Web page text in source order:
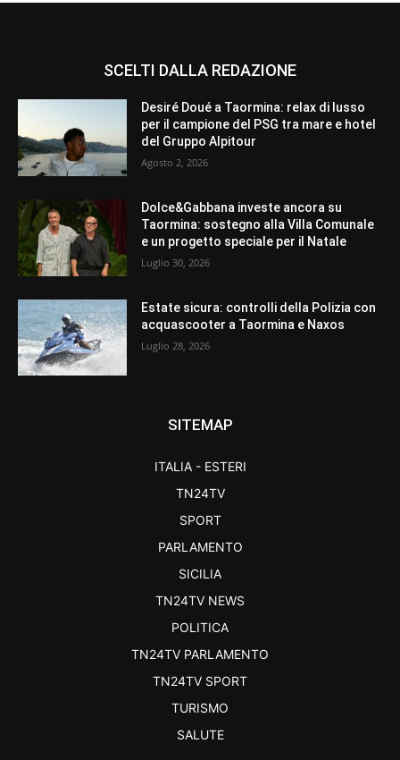
SCELTI DALLA REDAZIONE
Desiré Doué a Taormina: relax di lusso
per il campione del PSG tra mare e hotel
del Gruppo Alpitour
Agosto 2, 2026
Dolce&Gabbana investe ancora su
Taormina: sostegno alla Villa Comunale
e un progetto speciale per il Natale
Luglio 30, 2026
Estate sicura: controlli della Polizia con
acquascooter a Taormina e Naxos
Luglio 28, 2026
SITEMAP
ITALIA - ESTERI
TN24TV
SPORT
PARLAMENTO
SICILIA
TN24TV NEWS
POLITICA
TN24TV PARLAMENTO
TN24TV SPORT
TURISMO
SALUTE